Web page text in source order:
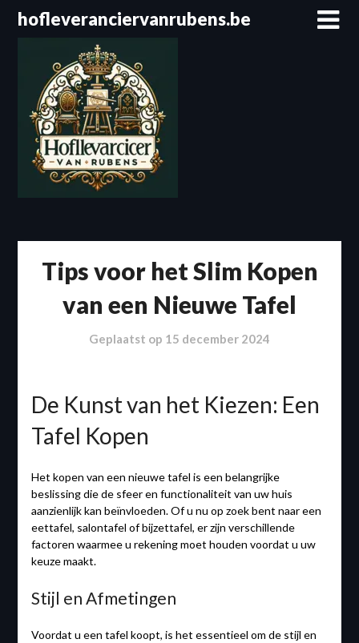
Spring
naar
hofleveranciervanrubens.be
Tips voor het Slim Kopen
van een Nieuwe Tafel
Geplaatst op 15 december 2024
De Kunst van het Kiezen: Een
Tafel Kopen
Het kopen van een nieuwe tafel is een belangrijke
beslissing die de sfeer en functionaliteit van uw huis
aanzienlijk kan beïnvloeden. Of u nu op zoek bent naar een
eettafel, salontafel of bijzettafel, er zijn verschillende
factoren waarmee u rekening moet houden voordat u uw
keuze maakt.
Stijl en Afmetingen
Voordat u een tafel koopt, is het essentieel om de stijl en